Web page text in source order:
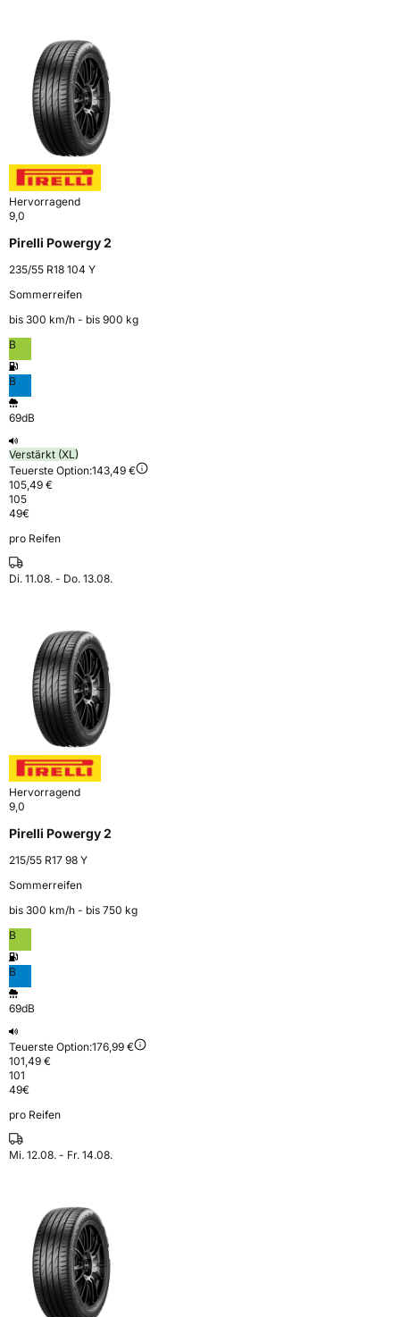
Hervorragend
9,0
Pirelli Powergy 2
235/55 R18 104 Y
Sommerreifen
bis 300 km⁠/⁠h - bis 900 kg
B
B
69dB
Verstärkt (XL)
Teuerste Option:143,49 €
105,49 €
105
49€
pro Reifen
Di. 11.08. - Do. 13.08.
Hervorragend
9,0
Pirelli Powergy 2
215/55 R17 98 Y
Sommerreifen
bis 300 km⁠/⁠h - bis 750 kg
B
B
69dB
Teuerste Option:176,99 €
101,49 €
101
49€
pro Reifen
Mi. 12.08. - Fr. 14.08.